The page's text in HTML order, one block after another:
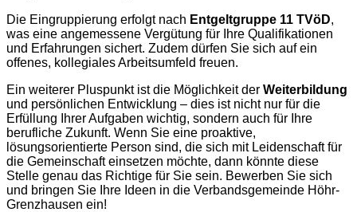
Die Eingruppierung erfolgt nach Entgeltgruppe 11 TVöD,
was eine angemessene Vergütung für Ihre Qualifikationen
und Erfahrungen sichert. Zudem dürfen Sie sich auf ein
offenes, kollegiales Arbeitsumfeld freuen.
Ein weiterer Pluspunkt ist die Möglichkeit der Weiterbildung
und persönlichen Entwicklung – dies ist nicht nur für die
Erfüllung Ihrer Aufgaben wichtig, sondern auch für Ihre
berufliche Zukunft. Wenn Sie eine proaktive,
lösungsorientierte Person sind, die sich mit Leidenschaft für
die Gemeinschaft einsetzen möchte, dann könnte diese
Stelle genau das Richtige für Sie sein. Bewerben Sie sich
und bringen Sie Ihre Ideen in die Verbandsgemeinde Höhr-
Grenzhausen ein!